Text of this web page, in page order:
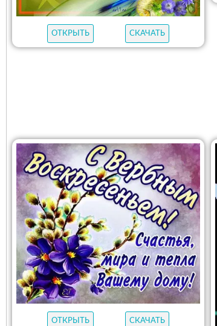
ОТКРЫТЬ СКАЧАТЬ
ОТКРЫТЬ СКАЧАТЬ